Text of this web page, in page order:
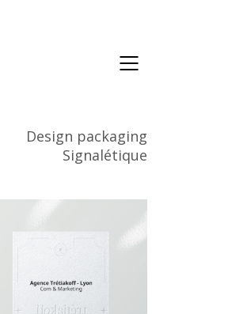
Design packaging
Signalétique